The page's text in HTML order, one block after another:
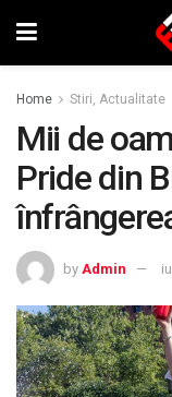
Home Stiri, Actualitate
Mii de
Pride din
by Admin